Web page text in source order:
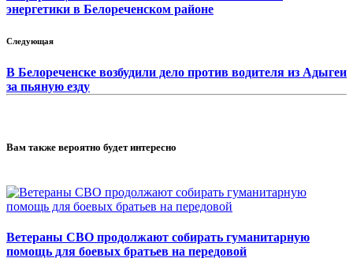
энергетики в Белореченском районе
Следующая
В Белореченске возбудили дело против водителя из Адыгеи
за пьяную езду
Вам также вероятно будет интересно
Ветераны СВО продолжают собирать гуманитарную
помощь для боевых братьев на передовой